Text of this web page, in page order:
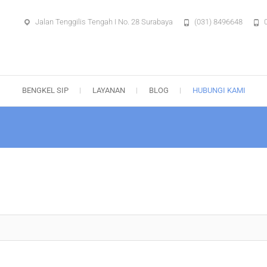
Jalan Tenggilis Tengah I No. 28 Surabaya (031) 8496648
BENGKEL SIP LAYANAN BLOG HUBUNGI KAMI